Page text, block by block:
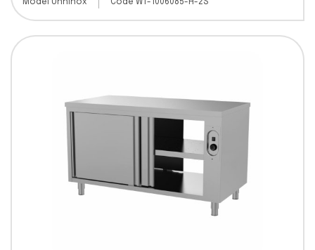
Model Unninox Code WT-1006085-H-2S